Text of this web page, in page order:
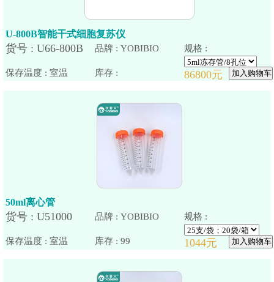
U-800B智能干式细胞复苏仪
品牌 : YOBIBIO 规格 :
保存温度 : 室温
50ml离心管
品牌 : YOBIBIO 规格 :
保存温度 : 室温